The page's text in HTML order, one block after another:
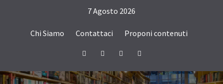
contenuto
7 Agosto 2026
Chi Siamo Contattaci Proponi contenuti
FacebookTwitterInstagramYoutube